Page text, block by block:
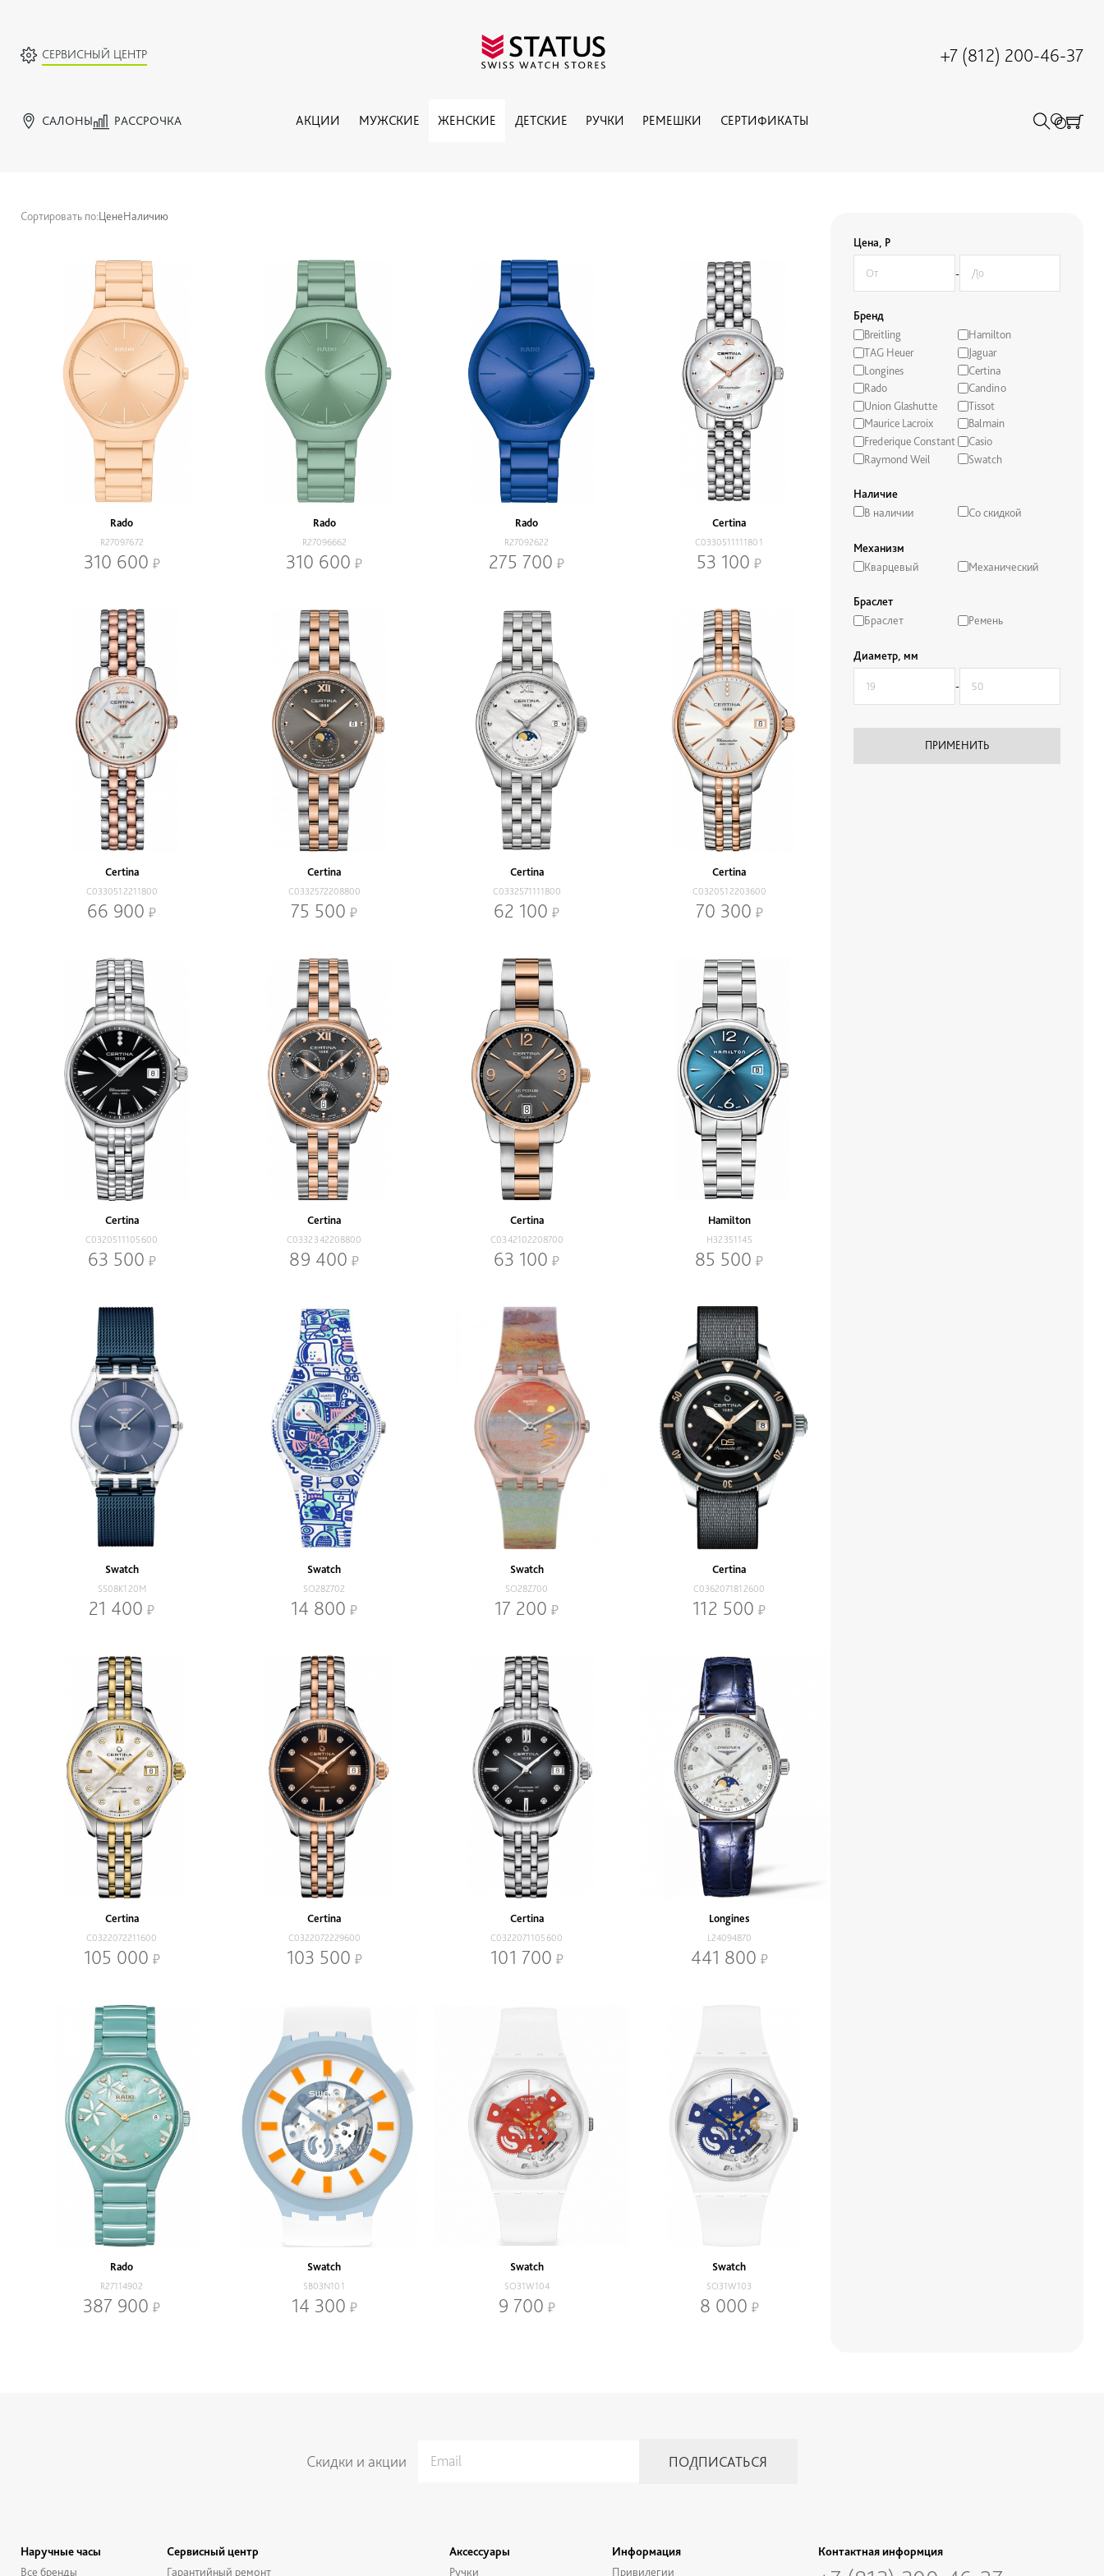
СЕРВИСНЫЙ ЦЕНТР +7 (812) 200-46-37
САЛОНЫ РАССРОЧКА АКЦИИ МУЖСКИЕ ЖЕНСКИЕ ДЕТСКИЕ РУЧКИ РЕМЕШКИ СЕРТИФИКАТЫ
Цена, Р
-
Бренд
Breitling
TAG Heuer
Longines
Rado
Union Glashutte
Maurice Lacroix
Frederique Constant
Raymond Weil
Hamilton
Jaguar
Certina
Candino
Tissot
Balmain
Casio
Swatch
Наличие
В наличии
Со скидкой
Механизм
Кварцевый
Механический
Браслет
Браслет
Ремень
Диаметр, мм
-
Сортировать по:ЦенеНаличию
Rado
R27097672
310 600
Rado
R27096662
310 600
Rado
R27092622
275 700
Certina
C0330511111801
53 100
Certina
C0330512211800
66 900
Certina
C0332572208800
75 500
Certina
C0332571111800
62 100
Certina
C0320512203600
70 300
Certina
C0320511105600
63 500
Certina
C0332342208800
89 400
Certina
C0342102208700
63 100
Hamilton
H32351145
85 500
Swatch
SS08K120M
21 400
Swatch
SO28Z702
14 800
Swatch
SO28Z700
17 200
Certina
C0362071812600
112 500
Certina
C0322072211600
105 000
Certina
C0322072229600
103 500
Certina
C0322071105600
101 700
Longines
L24094870
441 800
Rado
R27114902
387 900
Swatch
SB03N101
14 300
Swatch
SO31W104
9 700
Swatch
SO31W103
8 000
Скидки и акции
Наручные часы
Все бренды
Сервисный центр
Гарантийный ремонт
Аксессуары
Ручки
Информация
Привилегии
Контактная информция